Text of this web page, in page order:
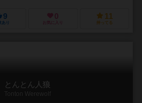
9
り
0
お気に入り
11
持ってる
とんとん人狼
Tonton Werewolf